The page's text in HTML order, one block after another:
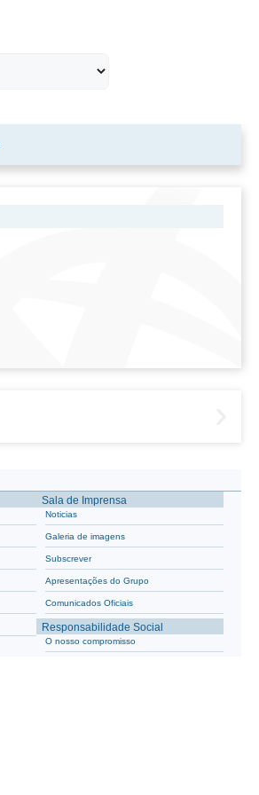
Sala de Imprensa
Noticias
Galeria de imagens
Subscrever
Apresentações do Grupo
Comunicados Oficiais
Responsabilidade Social
O nosso compromisso